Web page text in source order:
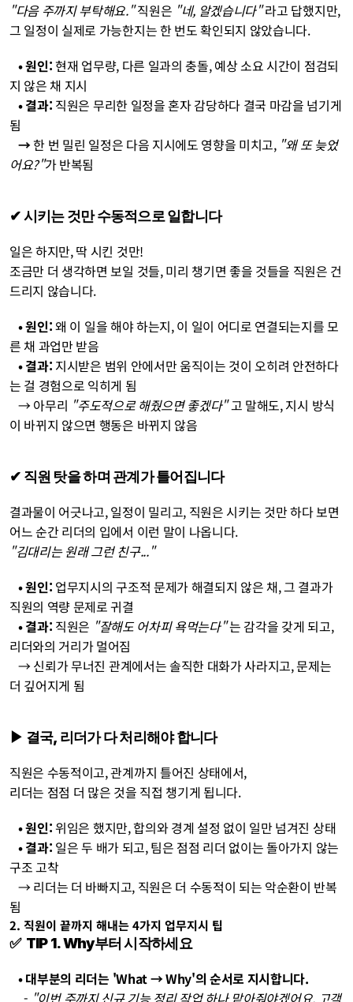
"다음 주까지 부탁해요." 직원은 "네, 알겠습니다" 라고 답했지만,
그 일정이 실제로 가능한지는 한 번도 확인되지 않았습니다.
   • 원인:
현재 업무량, 다른 일과의 충돌, 예상 소요 시간이 점검되
지 않은 채 지시
   • 결과:
직원은 무리한 일정을 혼자 감당하다 결국 마감을 넘기게
됨
   →
한 번 밀린 일정은 다음 지시에도 영향을 미치고, "왜 또 늦었
어요?"가 반복됨
✔︎ 시키는 것만 수동적으로 일합니다
일은 하지만, 딱 시킨 것만!
조금만 더 생각하면 보일 것들, 미리 챙기면 좋을 것들을 직원은 건
드리지 않습니다.
   • 원인:
왜 이 일을 해야 하는지, 이 일이 어디로 연결되는지를 모
른 채 과업만 받음
   • 결과:
지시받은 범위 안에서만 움직이는 것이 오히려 안전하다
는 걸 경험으로 익히게 됨
   → 아무리
"주도적으로 해줬으면 좋겠다" 고 말해도, 지시 방식
이 바뀌지 않으면 행동은 바뀌지 않음
✔︎ 직원 탓을 하며 관계가 틀어집니다
결과물이 어긋나고, 일정이 밀리고, 직원은 시키는 것만 하다 보면
어느 순간 리더의 입에서 이런 말이 나옵니다.
"김대리는 원래 그런 친구..."
   • 원인:
업무지시의 구조적 문제가 해결되지 않은 채, 그 결과가
직원의 역량 문제로 귀결
   • 결과:
직원은 "잘해도 어차피 욕먹는다" 는 감각을 갖게 되고,
리더와의 거리가 멀어짐
   → 신뢰가 무너진 관계에서는 솔직한 대화가 사라지고, 문제는
더 깊어지게 됨
▶︎ 결국, 리더가 다 처리해야 합니다
직원은 수동적이고, 관계까지 틀어진 상태에서,
리더는 점점 더 많은 것을 직접 챙기게 됩니다.
   • 원인:
위임은 했지만, 합의와 경계 설정 없이 일만 넘겨진 상태
   • 결과:
일은 두 배가 되고, 팀은 점점 리더 없이는 돌아가지 않는
구조 고착
   → 리더는 더 바빠지고, 직원은 더 수동적이 되는 악순환이 반복
됨
2. 직원이 끝까지 해내는 4가지 업무지시 팁
✅  TIP 1. Why부터 시작하세요
   • 대부분의 리더는 'What → Why'의 순서로 지시합니다.
     -
"이번 주까지 신규 기능 정리 작업 하나 맡아줘야겠어요. 고객